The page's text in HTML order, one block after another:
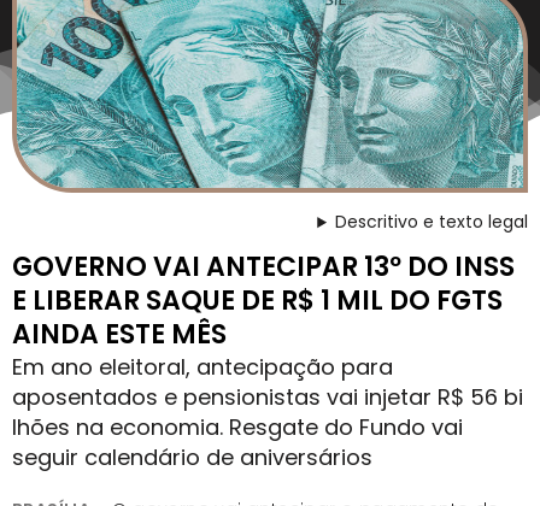
Descritivo e texto legal
GOVERNO VAI ANTECIPAR 13º DO INSS
E LIBERAR SAQUE DE R$ 1 MIL DO FGTS
AINDA ESTE MÊS
Em ano eleitoral, antecipação para
aposentados e pensionistas vai injetar R$ 56 bi
lhões na economia. Resgate do Fundo vai
seguir calendário de aniversários